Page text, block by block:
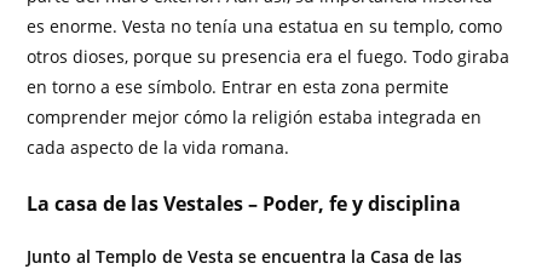
es enorme. Vesta no tenía una estatua en su templo, como
otros dioses, porque su presencia era el fuego. Todo giraba
en torno a ese símbolo. Entrar en esta zona permite
comprender mejor cómo la religión estaba integrada en
cada aspecto de la vida romana.
La casa de las Vestales – Poder, fe y disciplina
Junto al Templo de Vesta se encuentra la Casa de las